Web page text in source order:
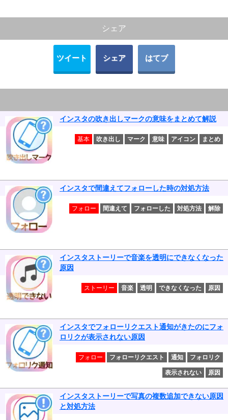
シェア
ツイート シェア はてブ
インスタの吹き出しマークの意味をまとめて解説
基本 吹き出し マーク 意味 アイコン まとめ
インスタで間違えてフォローした時の対処方法
フォロー 間違えて フォローした 対処方法 解除
インスタストーリーで音楽を透明にできなくなった
原因
ストーリー 音楽 透明 できなくなった 原因
インスタでフォローリクエスト通知がきたのにフォ
ロリクが表示されない原因
フォロー フォローリクエスト 通知 フォロリク
表示されない 原因
インスタストーリーで写真の複数追加できない原因
と対処方法